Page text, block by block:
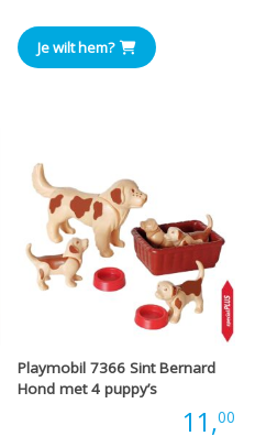
Je wilt hem?
Playmobil 7366 Sint Bernard
Hond met 4 puppy’s
11,00